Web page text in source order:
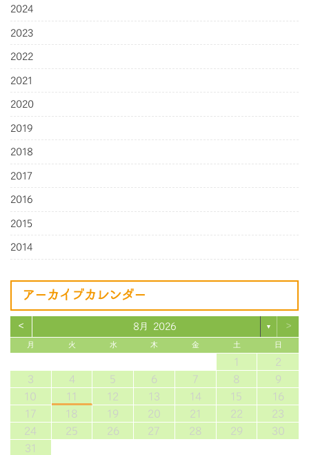
2024
2023
2022
2021
2020
2019
2018
2017
2016
2015
2014
アーカイブカレンダー
< 8月 2026 ▼ >
月 火 水 木 金 土 日
1
2
3
4 5 6 7 8
9
10
11 12 13 14 15
16
17
18 19 20 21 22
23
24
25 26 27 28 29
30
31